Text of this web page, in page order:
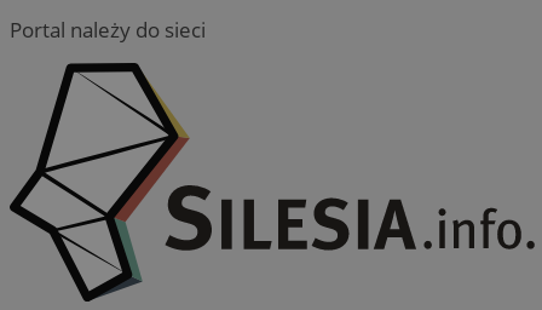
Portal należy do sieci